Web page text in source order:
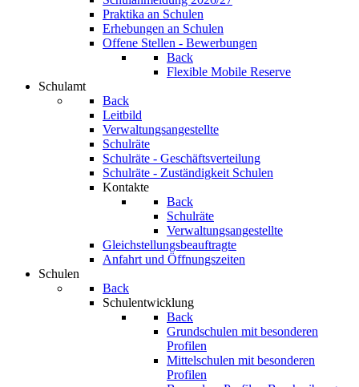
Praktika an Schulen
Erhebungen an Schulen
Offene Stellen - Bewerbungen
Back
Flexible Mobile Reserve
Schulamt
Back
Leitbild
Verwaltungsangestellte
Schulräte
Schulräte - Geschäftsverteilung
Schulräte - Zuständigkeit Schulen
Kontakte
Back
Schulräte
Verwaltungsangestellte
Gleichstellungsbeauftragte
Anfahrt und Öffnungszeiten
Schulen
Back
Schulentwicklung
Back
Grundschulen mit besonderen
Profilen
Mittelschulen mit besonderen
Profilen